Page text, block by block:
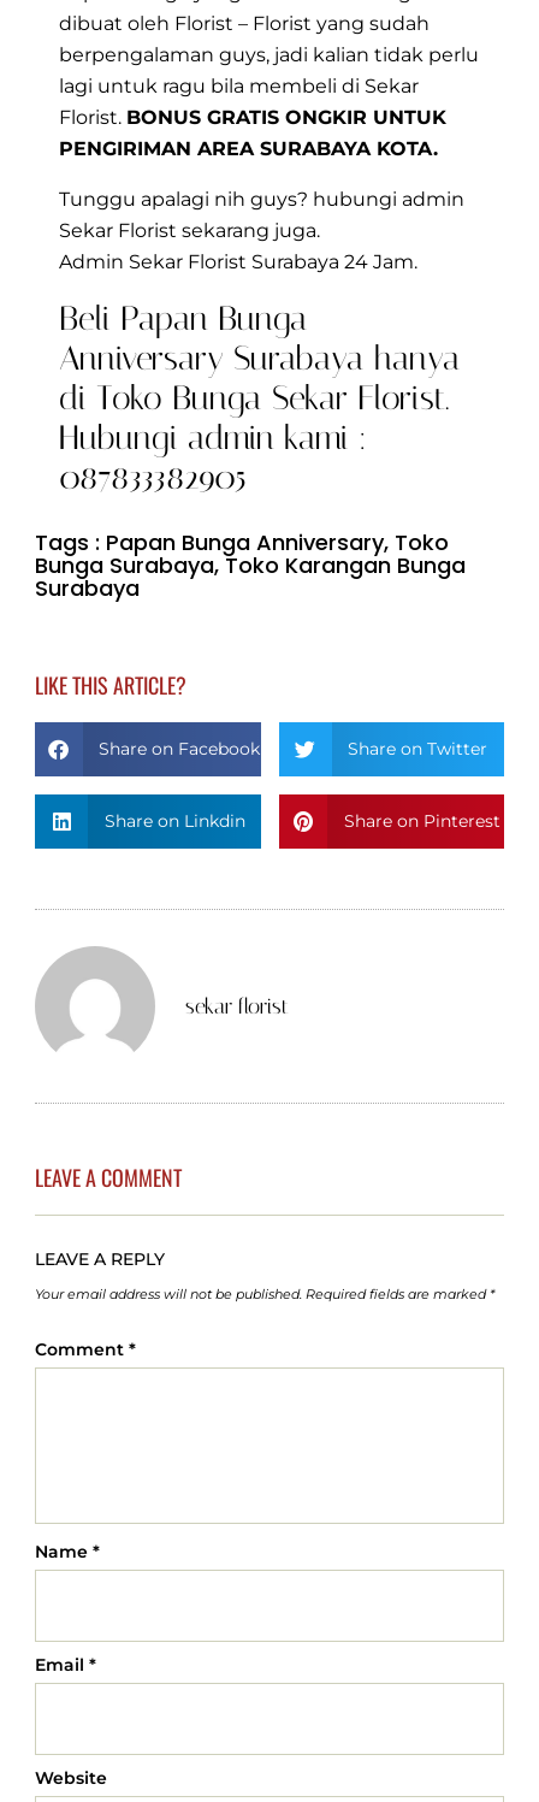
dibuat oleh Florist – Florist yang sudah
berpengalaman guys, jadi kalian tidak perlu
lagi untuk ragu bila membeli di Sekar
Florist. BONUS GRATIS ONGKIR UNTUK
PENGIRIMAN AREA SURABAYA KOTA.
Tunggu apalagi nih guys? hubungi admin
Sekar Florist sekarang juga.
Admin Sekar Florist Surabaya 24 Jam.
Beli Papan Bunga
Anniversary Surabaya hanya
di Toko Bunga Sekar Florist.
Hubungi admin kami :
087833382905
Tags : Papan Bunga Anniversary, Toko
Bunga Surabaya, Toko Karangan Bunga
Surabaya
LIKE THIS ARTICLE?
Share on Facebook Share on Twitter
Share on Linkdin Share on Pinterest
sekar florist
LEAVE A COMMENT
LEAVE A REPLY
Your email address will not be published. Required fields are marked *
Comment *
Name *
Email *
Website